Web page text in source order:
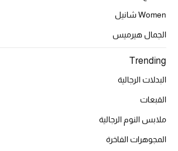
الملابس الرياضية النسائية
تشكيلة الأعراس
هدايا للنساء
ركن الفخامة
Women شانيل
الجمال هيرميس
Trending
البدلات الرجالية
القبعات
ملابس النوم الرجالية
المجوهرات الفاخرة